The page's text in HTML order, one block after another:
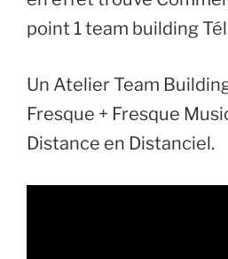
point 1 team building
Un Atelier Team
Fresque + Fresque
Distance en Distanciel.